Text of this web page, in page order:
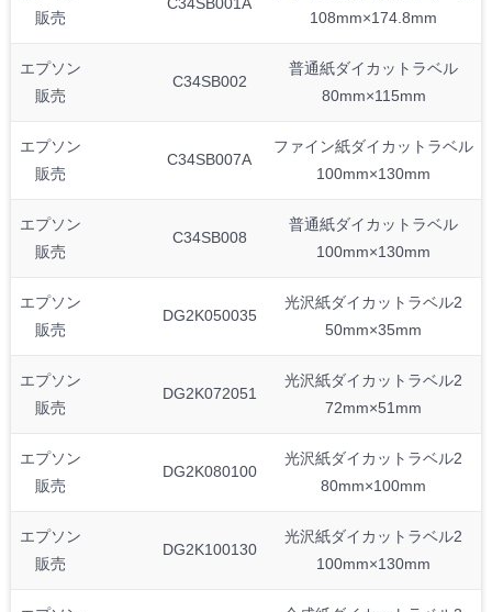
販売
108mm×174.8mm
エプソン
販売
C34SB002
普通紙ダイカットラベル
80mm×115mm
エプソン
販売
C34SB007A
ファイン紙ダイカットラベル
100mm×130mm
エプソン
販売
C34SB008
普通紙ダイカットラベル
100mm×130mm
エプソン
販売
DG2K050035
光沢紙ダイカットラベル2
50mm×35mm
エプソン
販売
DG2K072051
光沢紙ダイカットラベル2
72mm×51mm
エプソン
販売
DG2K080100
光沢紙ダイカットラベル2
80mm×100mm
エプソン
販売
DG2K100130
光沢紙ダイカットラベル2
100mm×130mm